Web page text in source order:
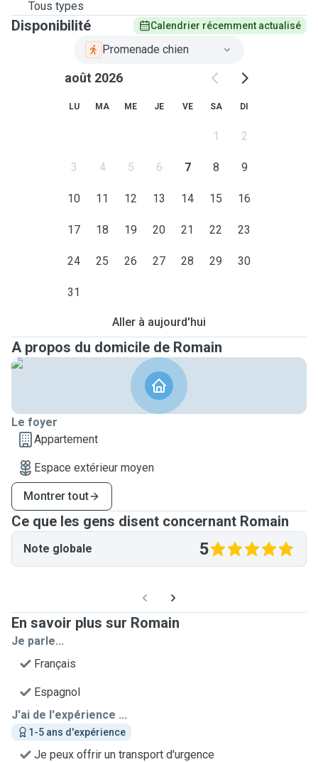
Tous types
Disponibilité Calendrier récemment actualisé
Promenade chien
août 2026
LU MA ME JE VE SA DI
1 2
3 4 5 6 7 8 9
10 11 12 13 14 15 16
17 18 19 20 21 22 23
24 25 26 27 28 29 30
31
Aller à aujourd'hui
A propos du domicile de Romain
Le foyer
Appartement
Espace extérieur moyen
Montrer tout
Ce que les gens disent concernant Romain
Note globale 5
En savoir plus sur Romain
Je parle...
Français
Espagnol
J'ai de l'expérience ...
1-5 ans d'expérience
Je peux offrir un transport d'urgence